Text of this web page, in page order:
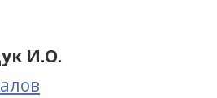
И.О.